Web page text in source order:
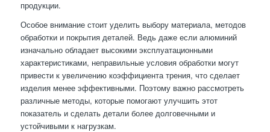
продукции.
Особое внимание стоит уделить выбору материала, методов
обработки и покрытия деталей. Ведь даже если алюминий
изначально обладает высокими эксплуатационными
характеристиками, неправильные условия обработки могут
привести к увеличению коэффициента трения, что сделает
изделия менее эффективными. Поэтому важно рассмотреть
различные методы, которые помогают улучшить этот
показатель и сделать детали более долговечными и
устойчивыми к нагрузкам.